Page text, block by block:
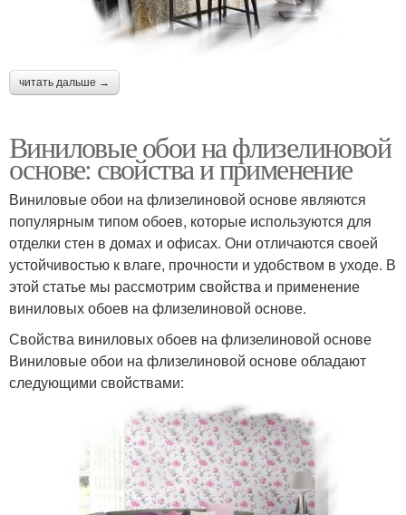
читать дальше →
Виниловые обои на флизелиновой
основе: свойства и применение
Виниловые обои на флизелиновой основе являются
популярным типом обоев, которые используются для
отделки стен в домах и офисах. Они отличаются своей
устойчивостью к влаге, прочности и удобством в уходе. В
этой статье мы рассмотрим свойства и применение
виниловых обоев на флизелиновой основе.
Свойства виниловых обоев на флизелиновой основе
Виниловые обои на флизелиновой основе обладают
следующими свойствами: